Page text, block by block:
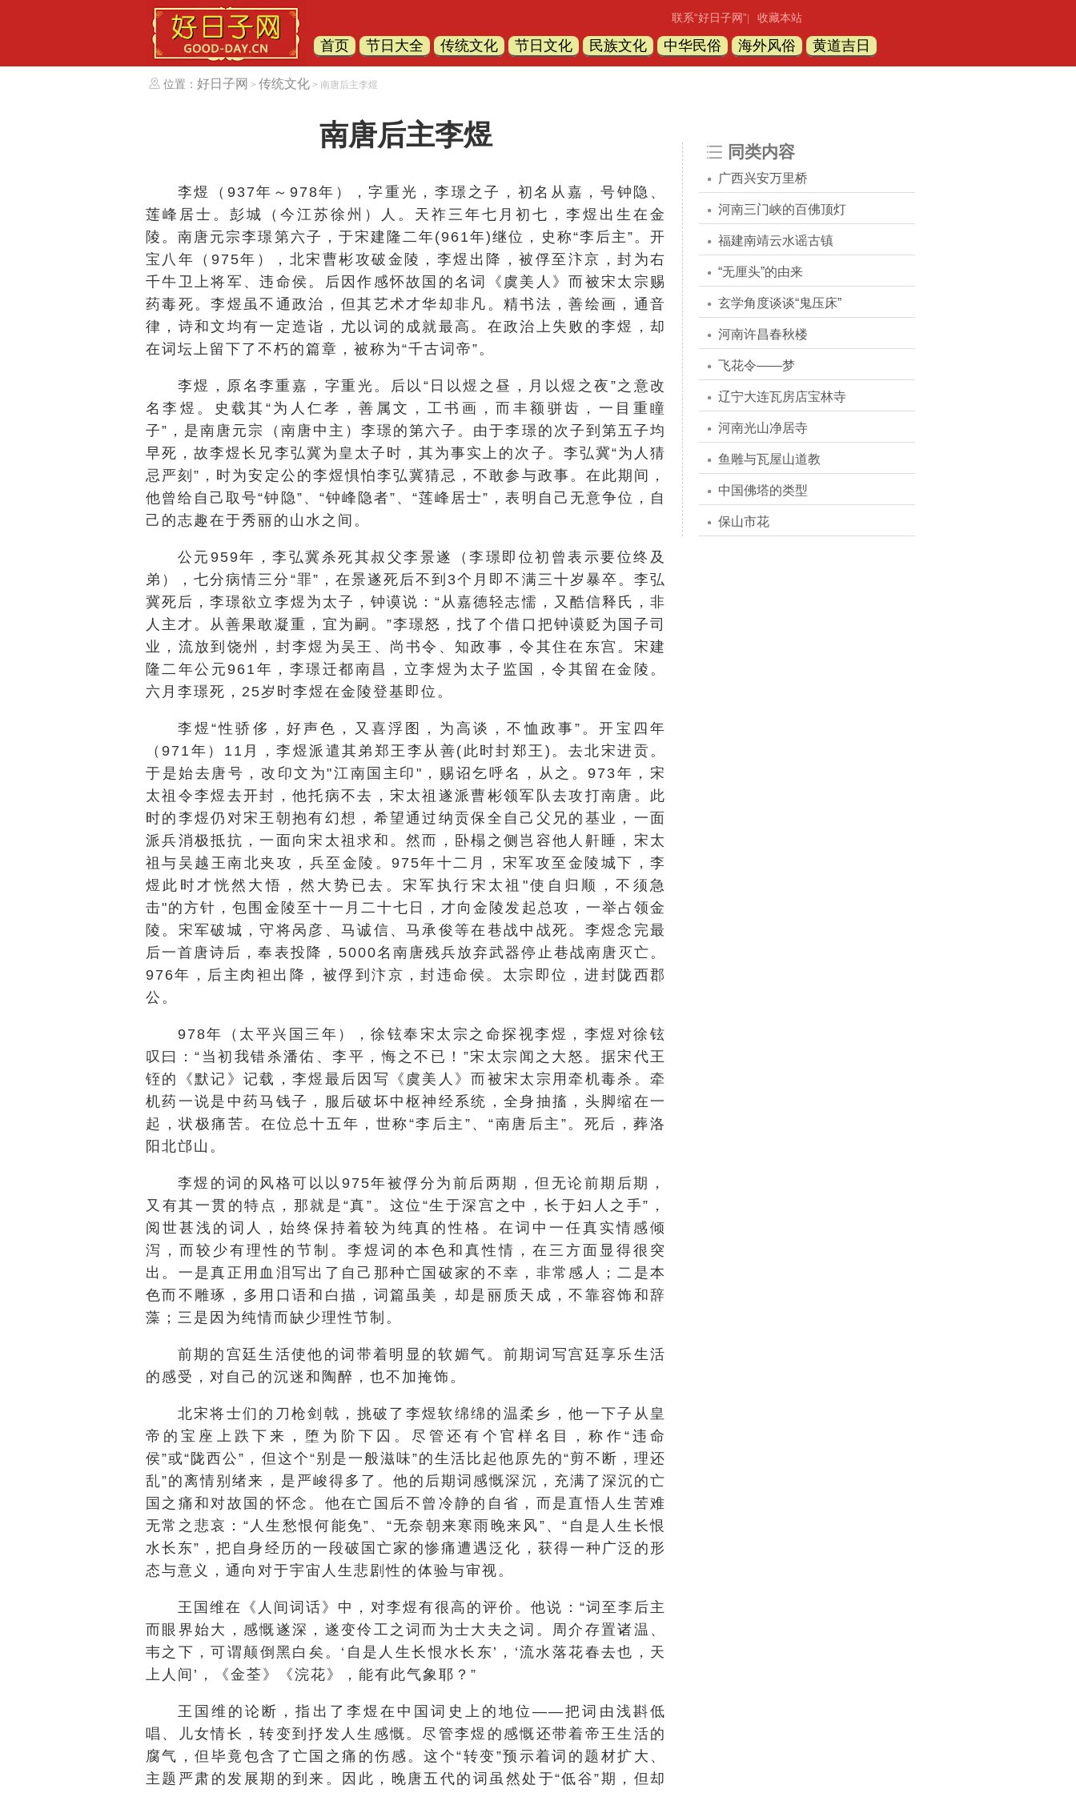
联系“好日子网” 收藏本站
首页 节日大全 传统文化 节日文化 民族文化 中华民俗 海外风俗 黄道吉日
位置： 好日子网 > 传统文化 > 南唐后主李煜
南唐后主李煜
李煜（937年～978年），字重光，李璟之子，初名从嘉，号钟隐、
莲峰居士。彭城（今江苏徐州）人。天祚三年七月初七，李煜出生在金
陵。南唐元宗李璟第六子，于宋建隆二年(961年)继位，史称“李后主”。开
宝八年（975年），北宋曹彬攻破金陵，李煜出降，被俘至汴京，封为右
千牛卫上将军、违命侯。后因作感怀故国的名词《虞美人》而被宋太宗赐
药毒死。李煜虽不通政治，但其艺术才华却非凡。精书法，善绘画，通音
律，诗和文均有一定造诣，尤以词的成就最高。在政治上失败的李煜，却
在词坛上留下了不朽的篇章，被称为“千古词帝”。
李煜，原名李重嘉，字重光。后以“日以煜之昼，月以煜之夜”之意改
名李煜。史载其“为人仁孝，善属文，工书画，而丰额骈齿，一目重瞳
子”，是南唐元宗（南唐中主）李璟的第六子。由于李璟的次子到第五子均
早死，故李煜长兄李弘冀为皇太子时，其为事实上的次子。李弘冀“为人猜
忌严刻”，时为安定公的李煜惧怕李弘冀猜忌，不敢参与政事。在此期间，
他曾给自己取号“钟隐”、“钟峰隐者”、“莲峰居士”，表明自己无意争位，自
己的志趣在于秀丽的山水之间。
公元959年，李弘冀杀死其叔父李景遂（李璟即位初曾表示要位终及
弟），七分病情三分“罪”，在景遂死后不到3个月即不满三十岁暴卒。李弘
冀死后，李璟欲立李煜为太子，钟谟说：“从嘉德轻志懦，又酷信释氏，非
人主才。从善果敢凝重，宜为嗣。”李璟怒，找了个借口把钟谟贬为国子司
业，流放到饶州，封李煜为吴王、尚书令、知政事，令其住在东宫。宋建
隆二年公元961年，李璟迁都南昌，立李煜为太子监国，令其留在金陵。
六月李璟死，25岁时李煜在金陵登基即位。
李煜“性骄侈，好声色，又喜浮图，为高谈，不恤政事”。开宝四年
（971年）11月，李煜派遣其弟郑王李从善(此时封郑王)。去北宋进贡。
于是始去唐号，改印文为"江南国主印"，赐诏乞呼名，从之。973年，宋
太祖令李煜去开封，他托病不去，宋太祖遂派曹彬领军队去攻打南唐。此
时的李煜仍对宋王朝抱有幻想，希望通过纳贡保全自己父兄的基业，一面
派兵消极抵抗，一面向宋太祖求和。然而，卧榻之侧岂容他人鼾睡，宋太
祖与吴越王南北夹攻，兵至金陵。975年十二月，宋军攻至金陵城下，李
煜此时才恍然大悟，然大势已去。宋军执行宋太祖"使自归顺，不须急
击"的方针，包围金陵至十一月二十七日，才向金陵发起总攻，一举占领金
陵。宋军破城，守将呙彦、马诚信、马承俊等在巷战中战死。李煜念完最
后一首唐诗后，奉表投降，5000名南唐残兵放弃武器停止巷战南唐灭亡。
976年，后主肉袒出降，被俘到汴京，封违命侯。太宗即位，进封陇西郡
公。
978年（太平兴国三年），徐铉奉宋太宗之命探视李煜，李煜对徐铉
叹曰：“当初我错杀潘佑、李平，悔之不已！”宋太宗闻之大怒。据宋代王
铚的《默记》记载，李煜最后因写《虞美人》而被宋太宗用牵机毒杀。牵
机药一说是中药马钱子，服后破坏中枢神经系统，全身抽搐，头脚缩在一
起，状极痛苦。在位总十五年，世称“李后主”、“南唐后主”。死后，葬洛
阳北邙山。
李煜的词的风格可以以975年被俘分为前后两期，但无论前期后期，
又有其一贯的特点，那就是“真”。这位“生于深宫之中，长于妇人之手”，
阅世甚浅的词人，始终保持着较为纯真的性格。在词中一任真实情感倾
泻，而较少有理性的节制。李煜词的本色和真性情，在三方面显得很突
出。一是真正用血泪写出了自己那种亡国破家的不幸，非常感人；二是本
色而不雕琢，多用口语和白描，词篇虽美，却是丽质天成，不靠容饰和辞
藻；三是因为纯情而缺少理性节制。
前期的宫廷生活使他的词带着明显的软媚气。前期词写宫廷享乐生活
的感受，对自己的沉迷和陶醉，也不加掩饰。
北宋将士们的刀枪剑戟，挑破了李煜软绵绵的温柔乡，他一下子从皇
帝的宝座上跌下来，堕为阶下囚。尽管还有个官样名目，称作“违命
侯”或“陇西公”，但这个“别是一般滋味”的生活比起他原先的“剪不断，理还
乱”的离情别绪来，是严峻得多了。他的后期词感慨深沉，充满了深沉的亡
国之痛和对故国的怀念。他在亡国后不曾冷静的自省，而是直悟人生苦难
无常之悲哀：“人生愁恨何能免”、“无奈朝来寒雨晚来风”、“自是人生长恨
水长东”，把自身经历的一段破国亡家的惨痛遭遇泛化，获得一种广泛的形
态与意义，通向对于宇宙人生悲剧性的体验与审视。
王国维在《人间词话》中，对李煜有很高的评价。他说：“词至李后主
而眼界始大，感慨遂深，遂变伶工之词而为士大夫之词。周介存置诸温、
韦之下，可谓颠倒黑白矣。‘自是人生长恨水长东’，‘流水落花春去也，天
上人间’，《金荃》《浣花》，能有此气象耶？”
王国维的论断，指出了李煜在中国词史上的地位——把词由浅斟低
唱、儿女情长，转变到抒发人生感慨。尽管李煜的感慨还带着帝王生活的
腐气，但毕竟包含了亡国之痛的伤感。这个“转变”预示着词的题材扩大、
主题严肃的发展期的到来。因此，晚唐五代的词虽然处于“低谷”期，但却
同类内容
广西兴安万里桥
河南三门峡的百佛顶灯
福建南靖云水谣古镇
“无厘头”的由来
玄学角度谈谈“鬼压床”
河南许昌春秋楼
飞花令——梦
辽宁大连瓦房店宝林寺
河南光山净居寺
鱼雕与瓦屋山道教
中国佛塔的类型
保山市花